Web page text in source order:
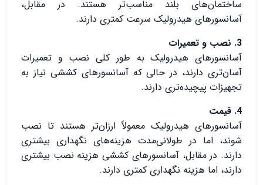
ساختمان‌های بلند مناسب‌تر هستند. در مقابل،
آسانسورهای هیدرولیک سرعت کمتری دارند.
3. نصب و تعمیرات
آسانسورهای هیدرولیک به طور کلی نصب و تعمیرات
آسان‌تری دارند، در حالی که آسانسورهای کششی نیاز به
تجهیزات پیچیده‌تری دارند.
4. قیمت
آسانسورهای هیدرولیک معمولاً ارزان‌تر هستند تا نصب
شوند، اما در طولانی‌مدت هزینه‌های نگهداری بیشتری
دارند. در مقابل، آسانسورهای کششی هزینه نصب بیشتری
دارند، اما هزینه نگهداری کمتری دارند.